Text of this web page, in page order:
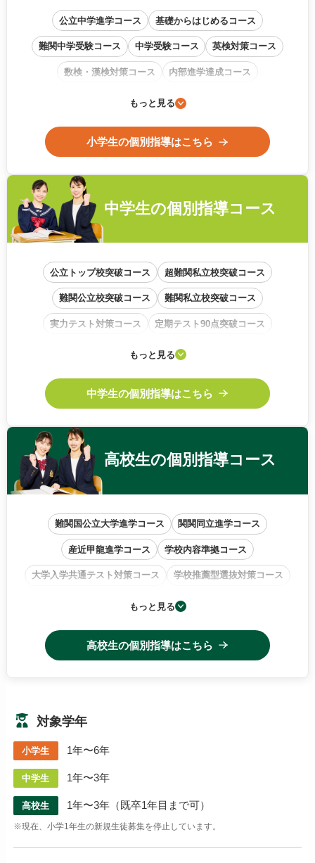
公立中学進学コース 基礎からはじめるコース
難関中学受験コース 中学受験コース 英検対策コース
数検・漢検対策コース 内部進学達成コース
通信教育フォローアップコース
もっと見る
小学生の個別指導はこちら
中学生の個別指導コース
公立トップ校突破コース 超難関私立校突破コース
難関公立校突破コース 難関私立校突破コース
実力テスト対策コース 定期テスト90点突破コース
学校内容準拠コース 基礎から始めるコース
もっと見る
中学生の個別指導はこちら
高校生の個別指導コース
難関国公立大学進学コース 関関同立進学コース
産近甲龍進学コース 学校内容準拠コース
大学入学共通テスト対策コース 学校推薦型選抜対策コース
小論文・作文特訓コース
もっと見る
高校生の個別指導はこちら
対象学年
小学生 1年〜6年
中学生 1年〜3年
高校生 1年〜3年（既卒1年目まで可）
※現在、小学1年生の新規生徒募集を停止しています。